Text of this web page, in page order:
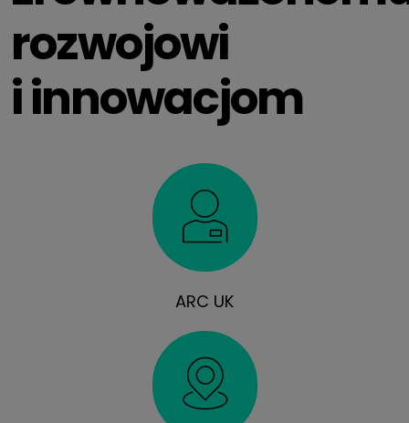
rozwojowi
i innowacjom
ARC UK